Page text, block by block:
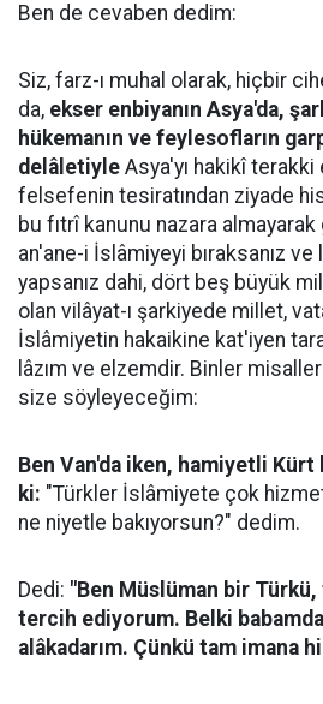
Ben de cevaben dedim:
Siz, farz-ı muhal olarak, hiçbir
da, ekser enbiyanın Asya'da,
hükemanın ve feylesofların
delâletiyle Asya'yı hakikî
felsefenin tesiratından ziyade
bu fıtrî kanunu nazara almayarak
an'ane-i İslâmiyeyi bıraksanız
yapsanız dahi, dört beş büyük
olan vilâyat-ı şarkiyede millet,
İslâmiyetin hakaikine kat'iyen
lâzım ve elzemdir. Binler
size söyleyeceğim:
Ben Van'da iken, hamiyetli
ki: "Türkler İslâmiyete çok
ne niyetle bakıyorsun?" dedim.
Dedi: "Ben Müslüman bir
tercih ediyorum. Belki
alâkadarım. Çünkü tam imana